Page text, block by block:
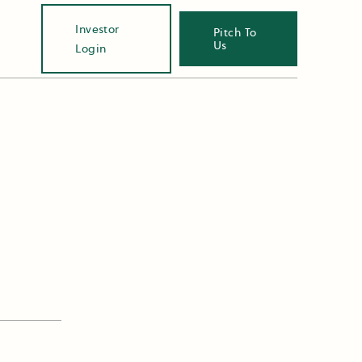
Investor
Login
Pitch To
Us